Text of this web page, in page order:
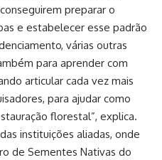
preparar o
e estabelecer esse padrão
várias outras
para aprender com
articular cada vez mais
para ajudar como
florestal”, explica.
instituições aliadas, onde
de Sementes Nativas do